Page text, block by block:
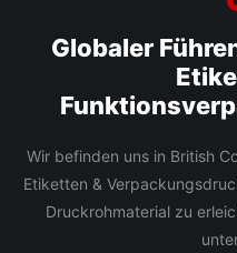
Globaler
Wir befinden uns in British
Etiketten &
Druckrohmaterial zu